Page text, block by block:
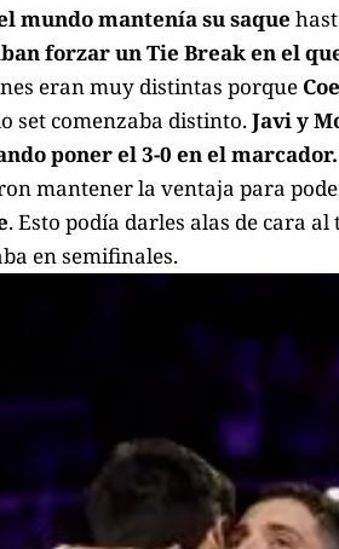
mundo mantenía su saque
forzar un Tie Break en el
eran muy distintas porque
set comenzaba distinto.Javi y
poner el 3-0 en el marcador.
mantener la ventaja para
. Esto podía darles alas de cara
en semifinales.